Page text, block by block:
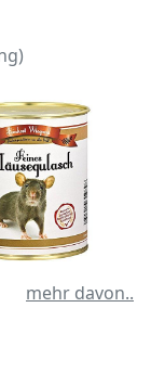
mehr davon..